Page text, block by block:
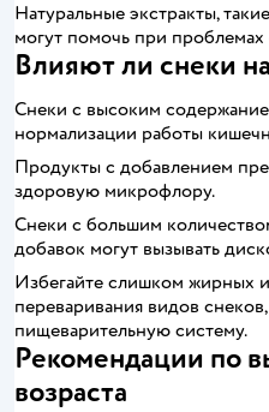
Натуральные экстракты,
могут помочь при
Влияют ли снеки
Снеки с высоким
нормализации работы
Продукты с добавлением
здоровую микрофлору.
Снеки с большим
добавок могут вызывать
Избегайте слишком жирных
переваривания видов
пищеварительную систему.
Рекомендации по
возраста